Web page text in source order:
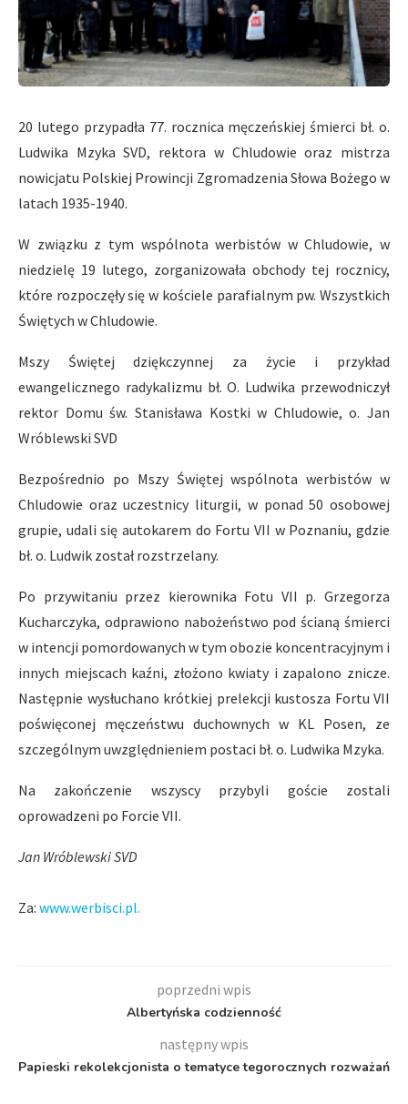
20 lutego przypadła 77. rocznica męczeńskiej śmierci bł. o.
Ludwika Mzyka SVD, rektora w Chludowie oraz mistrza
nowicjatu Polskiej Prowincji Zgromadzenia Słowa Bożego w
latach 1935-1940.
W związku z tym wspólnota werbistów w Chludowie, w
niedzielę 19 lutego, zorganizowała obchody tej rocznicy,
które rozpoczęły się w kościele parafialnym pw. Wszystkich
Świętych w Chludowie.
Mszy Świętej dziękczynnej za życie i przykład
ewangelicznego radykalizmu bł. O. Ludwika przewodniczył
rektor Domu św. Stanisława Kostki w Chludowie, o. Jan
Wróblewski SVD
Bezpośrednio po Mszy Świętej wspólnota werbistów w
Chludowie oraz uczestnicy liturgii, w ponad 50 osobowej
grupie, udali się autokarem do Fortu VII w Poznaniu, gdzie
bł. o. Ludwik został rozstrzelany.
Po przywitaniu przez kierownika Fotu VII p. Grzegorza
Kucharczyka, odprawiono nabożeństwo pod ścianą śmierci
w intencji pomordowanych w tym obozie koncentracyjnym i
innych miejscach kaźni, złożono kwiaty i zapalono znicze.
Następnie wysłuchano krótkiej prelekcji kustosza Fortu VII
poświęconej męczeństwu duchownych w KL Posen, ze
szczególnym uwzględnieniem postaci bł. o. Ludwika Mzyka.
Na zakończenie wszyscy przybyli goście zostali
oprowadzeni po Forcie VII.
Jan Wróblewski SVD
Za: www.werbisci.pl.
poprzedni wpis
Albertyńska codzienność
następny wpis
Papieski rekolekcjonista o tematyce tegorocznych rozważań